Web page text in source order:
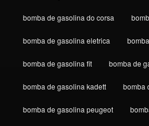
bomba de gasolina do corsa
bomba de gasolina eletrica
bomba de gasolina fit bomba de
bomba de gasolina kadett bomba
bomba de gasolina peugeot